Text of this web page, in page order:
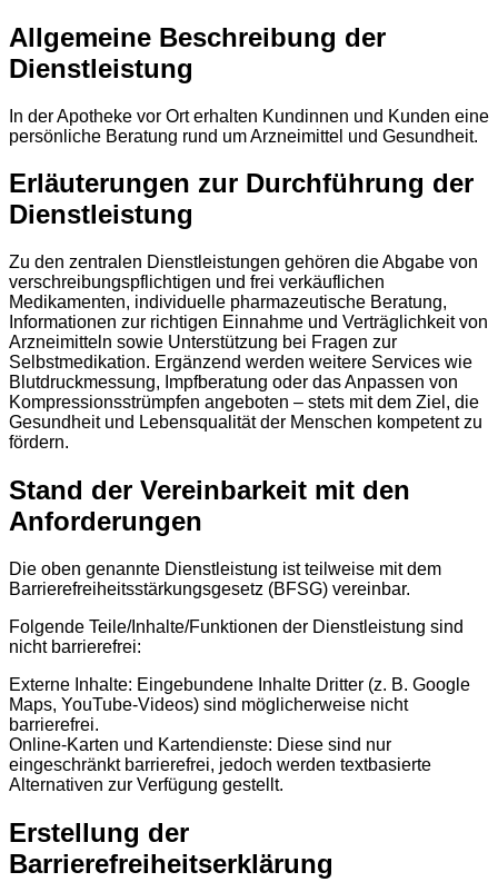
Allgemeine Beschreibung der
Dienstleistung
In der Apotheke vor Ort erhalten Kundinnen und Kunden eine
persönliche Beratung rund um Arzneimittel und Gesundheit.
Erläuterungen zur Durchführung der
Dienstleistung
Zu den zentralen Dienstleistungen gehören die Abgabe von
verschreibungspflichtigen und frei verkäuflichen
Medikamenten, individuelle pharmazeutische Beratung,
Informationen zur richtigen Einnahme und Verträglichkeit von
Arzneimitteln sowie Unterstützung bei Fragen zur
Selbstmedikation. Ergänzend werden weitere Services wie
Blutdruckmessung, Impfberatung oder das Anpassen von
Kompressionsstrümpfen angeboten – stets mit dem Ziel, die
Gesundheit und Lebensqualität der Menschen kompetent zu
fördern.
Stand der Vereinbarkeit mit den
Anforderungen
Die oben genannte Dienstleistung ist teilweise mit dem
Barrierefreiheitsstärkungsgesetz (BFSG) vereinbar.
Folgende Teile/Inhalte/Funktionen der Dienstleistung sind
nicht barrierefrei:
Externe Inhalte: Eingebundene Inhalte Dritter (z. B. Google
Maps, YouTube-Videos) sind möglicherweise nicht
barrierefrei.
Online-Karten und Kartendienste: Diese sind nur
eingeschränkt barrierefrei, jedoch werden textbasierte
Alternativen zur Verfügung gestellt.
Erstellung der
Barrierefreiheitserklärung